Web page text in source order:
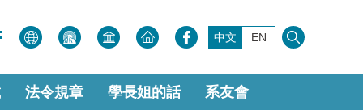
中文 EN
法令規章 學長姐的話 系友會